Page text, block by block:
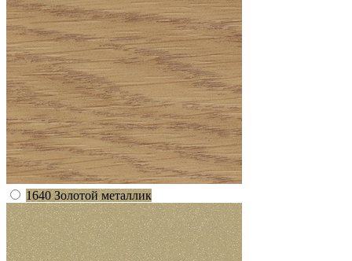
1640 Золотой металлик